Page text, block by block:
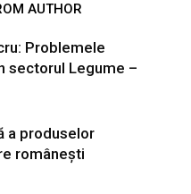
AUTHOR
Problemele
sectorul Legume –
a produselor
românești